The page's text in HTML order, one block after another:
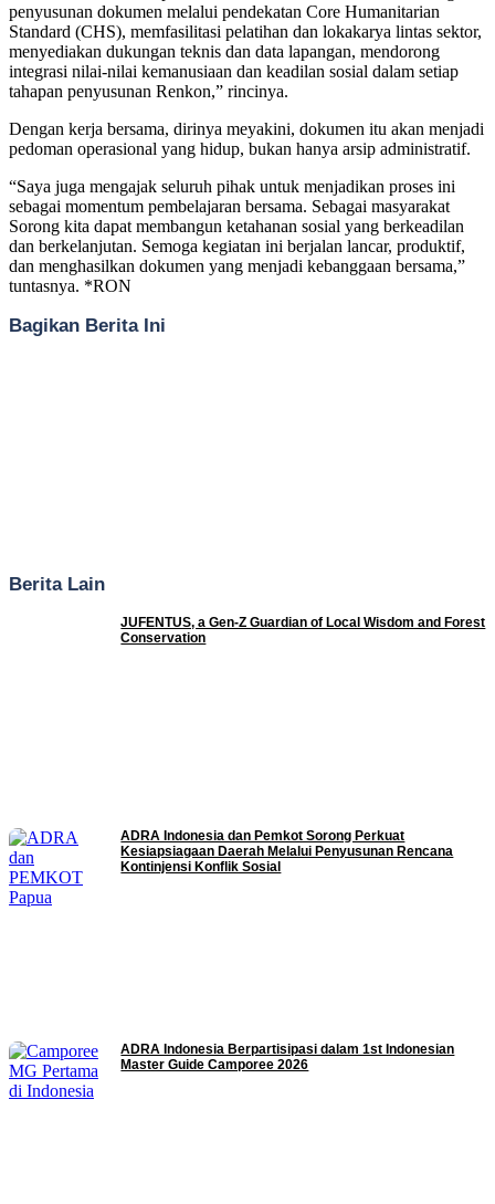
penyusunan dokumen melalui pendekatan Core Humanitarian
Standard (CHS), memfasilitasi pelatihan dan lokakarya lintas sektor,
menyediakan dukungan teknis dan data lapangan, mendorong
integrasi nilai-nilai kemanusiaan dan keadilan sosial dalam setiap
tahapan penyusunan Renkon,” rincinya.
Dengan kerja bersama, dirinya meyakini, dokumen itu akan menjadi
pedoman operasional yang hidup, bukan hanya arsip administratif.
“Saya juga mengajak seluruh pihak untuk menjadikan proses ini
sebagai momentum pembelajaran bersama. Sebagai masyarakat
Sorong kita dapat membangun ketahanan sosial yang berkeadilan
dan berkelanjutan. Semoga kegiatan ini berjalan lancar, produktif,
dan menghasilkan dokumen yang menjadi kebanggaan bersama,”
tuntasnya. *RON
Bagikan Berita Ini
Berita Lain
JUFENTUS, a Gen-Z Guardian of Local Wisdom and Forest
Conservation
ADRA Indonesia dan Pemkot Sorong Perkuat
Kesiapsiagaan Daerah Melalui Penyusunan Rencana
Kontinjensi Konflik Sosial
ADRA Indonesia Berpartisipasi dalam 1st Indonesian
Master Guide Camporee 2026